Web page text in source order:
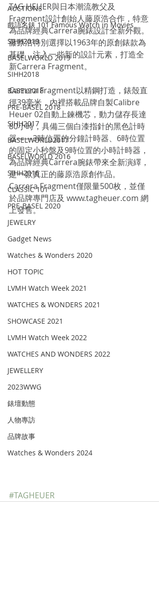
AUCTIONS
戲語名錶 101 Famous Watch in Movies
SIHH2019
BASELWORLD 2019
SIHH2018
BASEL2018
PRE-BASEL 2018
SIHH2017
BASELWORLD2017
BASELWORLD 2016
SIHH2016
CLASSIC 101
PRE-BASEL 2020
JEWELRY
Gadget News
Watches & Wonders 2020
HOT TOPIC
LVMH Watch Week 2021
WATCHES & WONDERS 2021
SHOWCASE 2021
LVMH Watch Week 2022
WATCHES AND WONDERS 2022
JEWELLERY
2023WWG
錶壇動態
人物專訪
品牌故事
Watches & Wonders 2024
TAG HEUER與日本潮流教父及
Fragment設計創始人藤原浩合作，特意
為品牌經典Carrera腕錶設計全新外觀。
藤原浩特別選擇以1963年的原創錶款為
基礎，注入一些新的設計元素，打造全
新Carrera Fragment。
Carrera Fragment以精鋼打造，錶殼直
徑39毫米，內裡搭載品牌自製Calibre
Heuer 02自動上鍊機芯，動力儲存長達
80小時，具備三個白漆指針的黑色計時
器——3時位置的分鐘計時器、6時位置
的固定小秒盤及9時位置的小時計時器，
為品牌經典Carrera腕錶帶來全新演繹，
是一款真正的藤原浩原創作品。
Carrera Fragment僅限量500枚，並僅
於品牌專門店及 www.tagheuer.com 網
上發售。
#TAGHEUER